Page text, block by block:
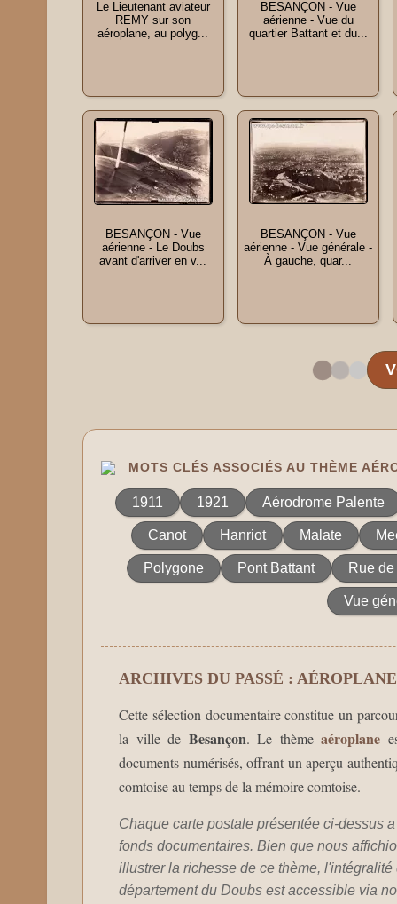
Le Lieutenant aviateur
REMY sur son
aéroplane, au polyg...
BESANÇON - Vue
aérienne - Vue du
quartier Battant et du...
BESANÇON - Vue
aérienne - Le Doubs
avant d'arriver en v...
BESANÇON - Vue
aérienne - Vue générale -
À gauche, quar...
MOTS CLÉS ASSOCIÉS AU THÈME
1911 1921 Aérodrome Palente
Canot Hanriot Malate
Polygone Pont Battant Rue
Vue
ARCHIVES DU PASSÉ : AÉROPLANE
Cette sélection documentaire constitue un
la ville de Besançon. Le thèmeaéroplane
documents numérisés, offrant un aperçu
comtoise au temps de la mémoire comtoise.
Chaque carte postale présentée ci-dessus
fonds documentaires. Bien que nous
illustrer la richesse de ce thème,
département du Doubs est accessible via